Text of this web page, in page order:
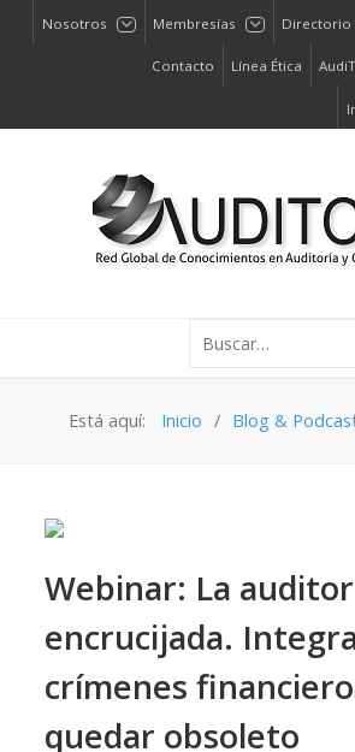
Nosotros Membresías Directorio
Contacto Línea Ética
Está aquí: Inicio Blog &
Webinar: La
encrucijada.
crímenes
quedar obsoleto